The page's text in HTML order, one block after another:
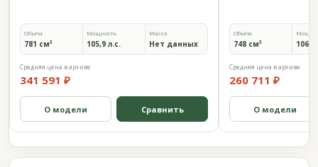
Объём
781 см³
Мощность
105,9 л.с.
Масса
Нет данных
Средняя цена в архиве
341 591 ₽
О модели Сравнить
Объём
748 см³ 106
Средняя цена в архиве
260 711 ₽
О модели